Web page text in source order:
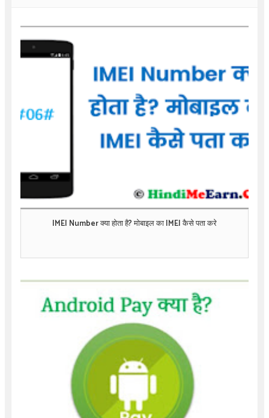
IMEI Number क्या होता है? मोबाइल का IMEI कैसे पता करे